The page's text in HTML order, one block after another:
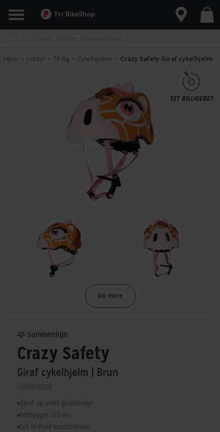
Hjem > Udstyr > Til dig > Cykelhjelme > Crazy Safety Giraf cykelhjelm
SET BILLIGERE?
Vis mere
Crazy Safety
Giraf cykelhjelm | Brun
Cykelhjelme
Sjovt og unikt girafdesign
Indbygget LED-lys
Let In-Mold konstruktion
Sammenlign